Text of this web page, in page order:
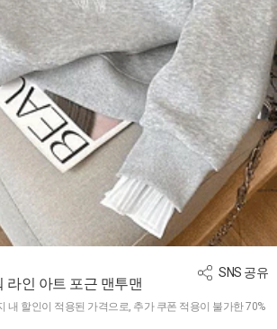
SNS 공유
인 아트 포근 맨투맨
내 할인이 적용된 가격으로, 추가 쿠폰 적용이 불가한 70%